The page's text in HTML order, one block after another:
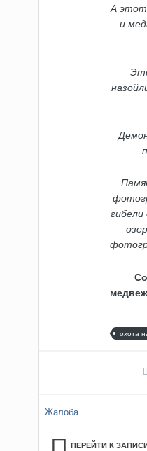
А
и
гибели
охота
Жалоба
ПЕРЕЙТИ К